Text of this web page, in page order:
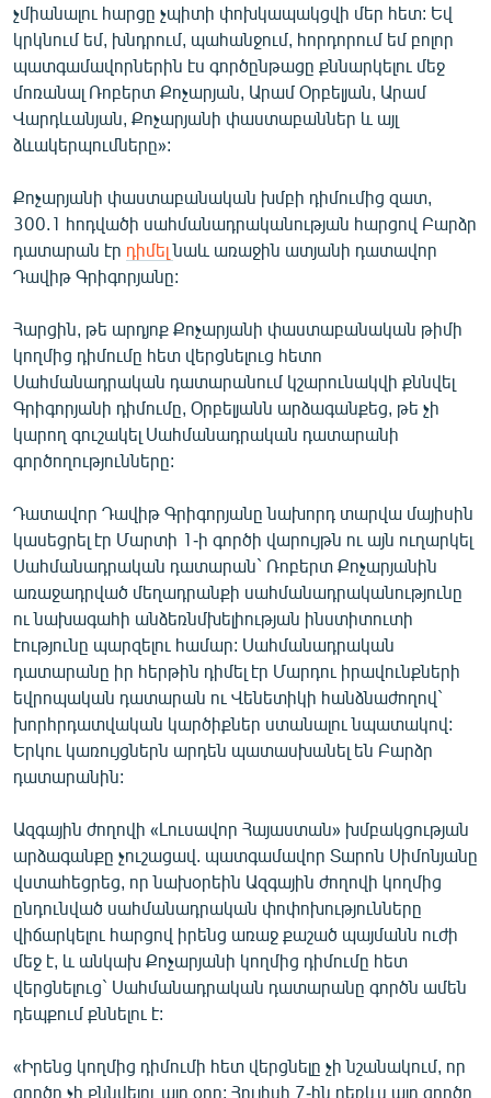
չմիանալու հարցը չպիտի փոխկապակցվի մեր հետ: Եվ
կրկնում եմ, խնդրում, պահանջում, հորդորում եմ բոլոր
պատգամավորներին էս գործընթացը քննարկելու մեջ
մոռանալ Ռոբերտ Քոչարյան, Արամ Օրբելյան, Արամ
Վարդևանյան, Քոչարյանի փաստաբաններ և այլ
ձևակերպումները»:
Քոչարյանի փաստաբանական խմբի դիմումից զատ,
300.1 հոդվածի սահմանադրականության հարցով Բարձր
դատարան էր դիմելնաև առաջին ատյանի դատավոր
Դավիթ Գրիգորյանը:
Հարցին, թե արդյոք Քոչարյանի փաստաբանական թիմի
կողմից դիմումը հետ վերցնելուց հետո
Սահմանադրական դատարանում կշարունակվի քննվել
Գրիգորյանի դիմումը, Օրբելյանն արձագանքեց, թե չի
կարող գուշակել Սահմանադրական դատարանի
գործողությունները:
Դատավոր Դավիթ Գրիգորյանը նախորդ տարվա մայիսին
կասեցրել էր Մարտի 1-ի գործի վարույթն ու այն ուղարկել
Սահմանադրական դատարան` Ռոբերտ Քոչարյանին
առաջադրված մեղադրանքի սահմանադրականությունը
ու նախագահի անձեռնմխելիության ինստիտուտի
էությունը պարզելու համար: Սահմանադրական
դատարանը իր հերթին դիմել էր Մարդու իրավունքների
եվրոպական դատարան ու Վենետիկի հանձնաժողով`
խորհրդատվական կարծիքներ ստանալու նպատակով:
Երկու կառույցներն արդեն պատասխանել են Բարձր
դատարանին:
Ազգային ժողովի «Լուսավոր Հայաստան» խմբակցության
արձագանքը չուշացավ. պատգամավոր Տարոն Սիմոնյանը
վստահեցրեց, որ նախօրեին Ազգային ժողովի կողմից
ընդունված սահմանադրական փոփոխությունները
վիճարկելու հարցով իրենց առաջ քաշած պայմանն ուժի
մեջ է, և անկախ Քոչարյանի կողմից դիմումը հետ
վերցնելուց` Սահմանադրական դատարանը գործն ամեն
դեպքում քննելու է:
«Իրենց կողմից դիմումի հետ վերցնելը չի նշանակում, որ
գործը չի քննվելու այդ օրը: Հուլիսի 7-ին դեռևս այդ գործը